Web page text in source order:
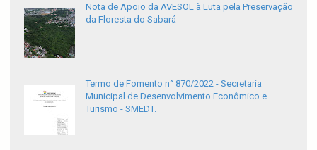
Nota de Apoio da AVESOL à Luta pela Preservação
da Floresta do Sabará
Termo de Fomento n° 870/2022 - Secretaria
Municipal de Desenvolvimento Econômico e
Turismo - SMEDT.